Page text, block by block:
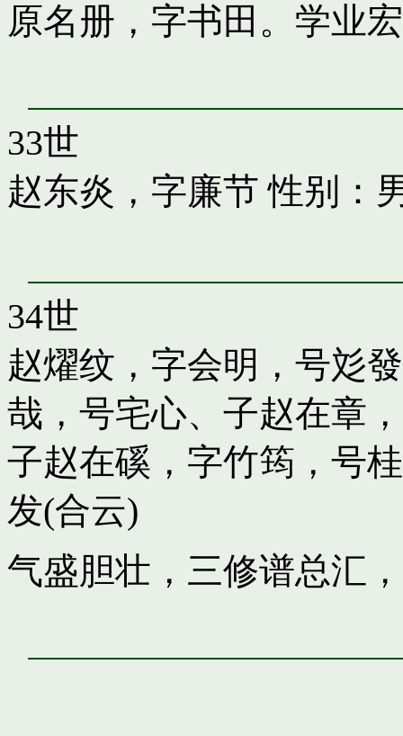
原名册，字书田。学业
33世
赵东炎，字廉节 性别：
34世
赵燿纹，字会明，号彣發
哉，号宅心、子赵在章
子赵在磎，字竹筠，号
发(合云)
气盛胆壮，三修谱总汇